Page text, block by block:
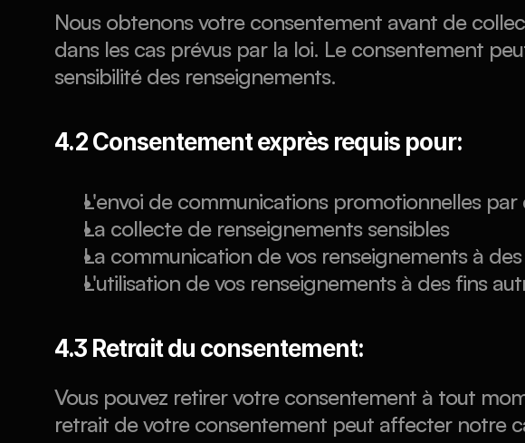
Nous obtenons votre consentement avant de
dans les cas prévus par la loi. Le consentement
sensibilité des renseignements.
4.2 Consentement exprès requis pour:
L'envoi de communications promotionnelles par
La collecte de renseignements sensibles
La communication de vos renseignements à
L'utilisation de vos renseignements à des fins
4.3 Retrait du consentement:
Vous pouvez retirer votre consentement à tout
retrait de votre consentement peut affecter notre